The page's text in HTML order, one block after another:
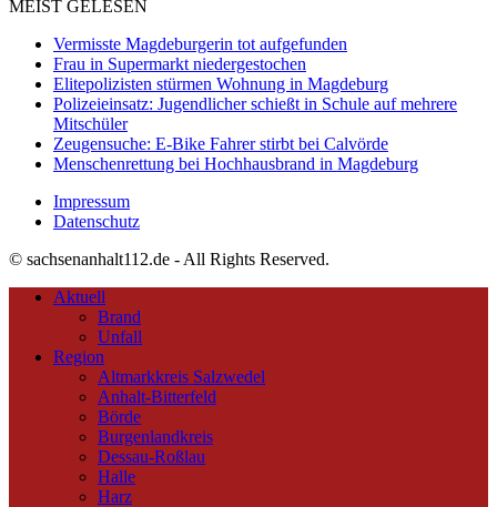
MEIST GELESEN
Vermisste Magdeburgerin tot aufgefunden
Frau in Supermarkt niedergestochen
Elitepolizisten stürmen Wohnung in Magdeburg
Polizeieinsatz: Jugendlicher schießt in Schule auf mehrere
Mitschüler
Zeugensuche: E-Bike Fahrer stirbt bei Calvörde
Menschenrettung bei Hochhausbrand in Magdeburg
Impressum
Datenschutz
© sachsenanhalt112.de - All Rights Reserved.
Aktuell
Brand
Unfall
Region
Altmarkkreis Salzwedel
Anhalt-Bitterfeld
Börde
Burgenlandkreis
Dessau-Roßlau
Halle
Harz